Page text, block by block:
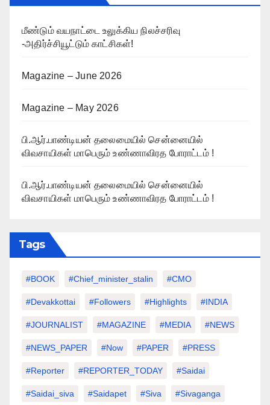
மீண்டும் வயநாட்டை உலுக்கிய நிலச்சரிவு
-அதிர்ச்சியூட்டும் காட்சிகள்!
Magazine – June 2026
Magazine – May 2026
பி.ஆர்.பாண்டியன் தலைமையில் சென்னையில்
விவசாயிகள் மாபெரும் உண்ணாவிரத போராட்டம் !
பி.ஆர்.பாண்டியன் தலைமையில் சென்னையில்
விவசாயிகள் மாபெரும் உண்ணாவிரத போராட்டம் !
Tags
#BOOK #chief_minister_stalin #CMO
#devakkottai #followers #highlights #INDIA
#JOURNALIST #MAGAZINE #MEDIA #NEWS
#NEWS_PAPER #Now #PAPER #PRESS
#Reporter #REPORTER_TODAY #saidai
#saidai_siva #saidapet #Siva #Sivaganga